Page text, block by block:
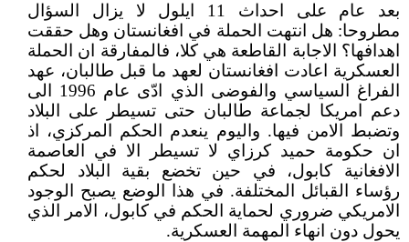
بعد عام على احداث 11 ايلول لا يزال السؤال
مطروحا: هل انتهت الحملة في افغانستان وهل حققت
اهدافها؟ الاجابة القاطعة هي كلا، فالمفارقة ان الحملة
العسكرية اعادت افغانستان لعهد ما قبل طالبان، عهد
الفراغ السياسي والفوضى الذي ادّى عام 1996 الى
دعم امريكا لجماعة طالبان حتى تسيطر على البلاد
وتضبط الامن فيها. واليوم ينعدم الحكم المركزي، اذ
ان حكومة حميد كرزاي لا تسيطر الا في العاصمة
الافغانية كابول، في حين تخضع بقية البلاد لحكم
رؤساء القبائل المختلفة. في هذا الوضع يصبح الوجود
الامريكي ضروري لحماية الحكم في كابول، الامر الذي
يحول دون انهاء المهمة العسكرية.